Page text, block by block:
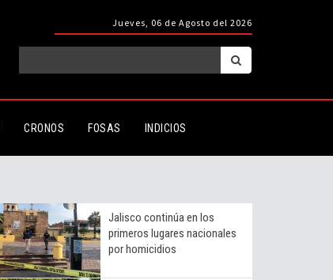
Jueves, 06 de Agosto del 2026
CRONOS FOSAS INDICIOS
Jalisco continúa en los
primeros lugares nacionales
por homicidios